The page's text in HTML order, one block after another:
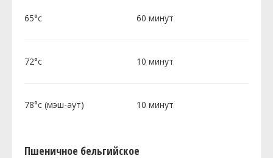
65°c 60 минут
72°c 10 минут
78°c (мэш-аут) 10 минут
Пшеничное бельгийское